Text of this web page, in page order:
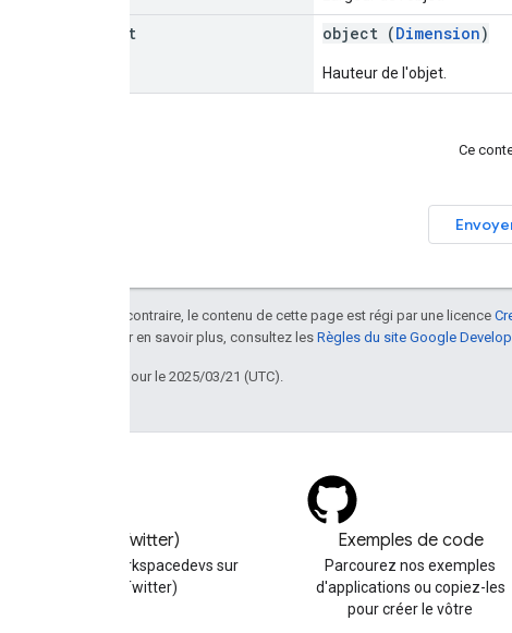
height object (Dimension)
Hauteur de l'objet.
Ce
Sauf indication contraire, le contenu de cette page est régi par une licence
. Pour en savoir plus, consultez les Règles du site Google
Dernière mise à jour le 2025/03/21 (UTC).
X (Twitter)
Suivez @workspacedevs sur
X (Twitter)
Exemples de code
Parcourez nos exemples
d'applications ou copiez-les
pour créer le vôtre